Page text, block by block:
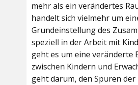
mehr als ein verändertes
handelt sich vielmehr um
Grundeinstellung des
speziell in der Arbeit mit
geht es um eine veränderte
zwischen Kindern und
geht darum, den Spuren der